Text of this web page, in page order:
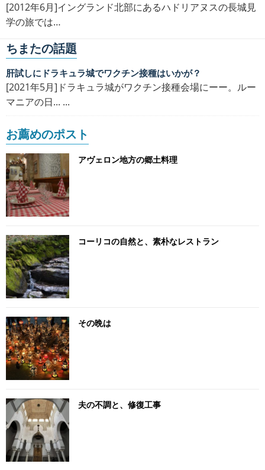
[2012年6月]イングランド北部にあるハドリアヌスの長城見
学の旅では…
ちまたの話題
肝試しにドラキュラ城でワクチン接種はいかが？
[2021年5月]ドラキュラ城がワクチン接種会場にーー。ルー
マニアの日... ...
お薦めのポスト
アヴェロン地方の郷土料理
コーリコの自然と、素朴なレストラン
その晩は
夫の不調と、修復工事